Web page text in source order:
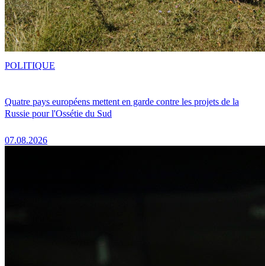
Quatre pays européens mettent en garde contre les projets de la
Russie pour l'Ossétie du Sud
07.08.2026
POLITIQUE